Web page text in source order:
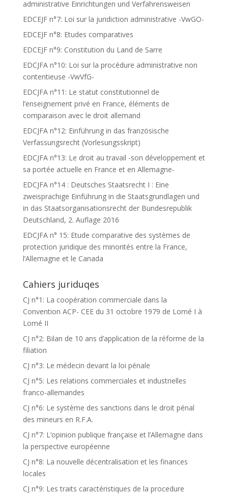
administrative Einrichtungen und Verfahrensweisen
EDCEJF n°7: Loi sur la juridiction administrative -VwGO-
EDCEJF n°8: Etudes comparatives
EDCEJF n°9: Constitution du Land de Sarre
EDCJFA n°10: Loi sur la procédure administrative non
contentieuse -VwVfG-
EDCJFA n°11: Le statut constitutionnel de
l’enseignement privé en France, éléments de
comparaison avec le droit allemand
EDCJFA n°12: Einführung in das französische
Verfassungsrecht (Vorlesungsskript)
EDCJFA n°13: Le droit au travail -son développement et
sa portée actuelle en France et en Allemagne-
EDCJFA n°14 : Deutsches Staatsrecht I : Eine
zweisprachige Einführung in die Staatsgrundlagen und
in das Staatsorganisationsrecht der Bundesrepublik
Deutschland, 2. Auflage 2016
EDCJFA n° 15: Etude comparative des systèmes de
protection juridique des minorités entre la France,
l’Allemagne et le Canada
Cahiers juriduqes
CJ n°1: La coopération commerciale dans la
Convention ACP- CEE du 31 octobre 1979 de Lomé I à
Lomé II
CJ n°2: Bilan de 10 ans d’application de la réforme de la
filiation
CJ n°3: Le médecin devant la loi pénale
CJ n°5: Les relations commerciales et industrielles
franco-allemandes
CJ n°6: Le système des sanctions dans le droit pénal
des mineurs en R.F.A.
CJ n°7: L’opinion publique française et l’Allemagne dans
la perspective européenne
CJ n°8: La nouvelle décentralisation et les finances
locales
CJ n°9: Les traits caractéristiques de la procedure